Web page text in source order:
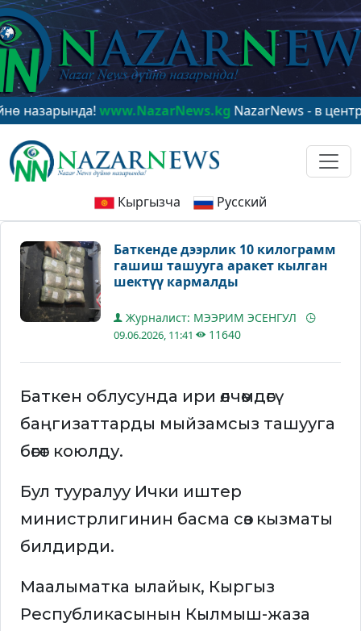
www.NazarNews.kgNazarNews - в центре
Кыргызча Русский
Баткенде дээрлик 10 килограмм
гашиш ташууга аракет кылган
шектүү кармалды
Журналист: МЭЭРИМ ЭСЕНГУЛ
09.06.2026, 11:41 11640
Баткен облусунда ири өлчөмдөгү
баңгизаттарды мыйзамсыз ташууга
бөгөт коюлду.
Бул тууралуу Ички иштер
министрлигинин басма сөз кызматы
билдирди.
Маалыматка ылайык, Кыргыз
Республикасынын Кылмыш-жаза